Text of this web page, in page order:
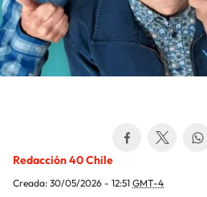
Redacción 40 Chile
Creada: 30/05/2026 - 12:51 GMT-4